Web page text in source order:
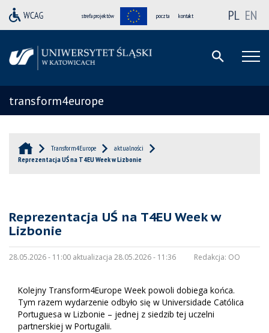
strefa projektów poczta kontakt PL EN
transform4europe
Transform4Europe
aktualności
Reprezentacja UŚ na T4EU Week w Lizbonie
Reprezentacja UŚ na T4EU Week w
Lizbonie
28.05.2026 - 11:00 aktualizacja 28.05.2026 - 11:36 Redakcja: OO
Kolejny Transform4Europe Week powoli dobiega końca.
Tym razem wydarzenie odbyło się w Universidade Católica
Portuguesa w Lizbonie – jednej z siedzib tej uczelni
partnerskiej w Portugalii.